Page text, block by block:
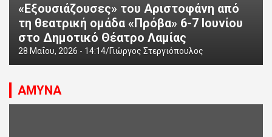
«Εξουσιάζουσες» του Αριστοφάνη από
τη θεατρική ομάδα «Πρόβα» 6-7 Ιουνίου
στο Δημοτικό Θέατρο Λαμίας
28 Μαΐου, 2026 - 14:14 Γιώργος Στεργιόπουλος
ΑΜΥΝΑ